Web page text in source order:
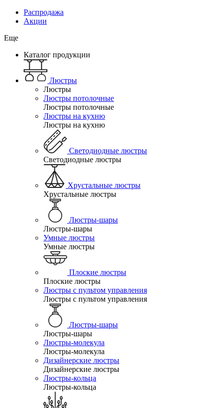
Распродажа
Акции
Еще
Каталог продукции
Люстры
Люстры
Люстры потолочные
Люстры потолочные
Люстры на кухню
Люстры на кухню
Светодиодные люстры
Светодиодные люстры
Хрустальные люстры
Хрустальные люстры
Люстры-шары
Люстры-шары
Умные люстры
Умные люстры
Плоские люстры
Плоские люстры
Люстры с пультом управления
Люстры с пультом управления
Люстры-шары
Люстры-шары
Люстры-молекула
Люстры-молекула
Дизайнерские люстры
Дизайнерские люстры
Люстры-кольца
Люстры-кольца